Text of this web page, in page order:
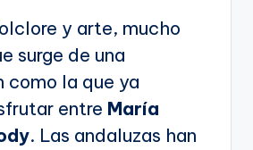
y arte, mucho
surge de una
como la que ya
entre María
. Las andaluzas han